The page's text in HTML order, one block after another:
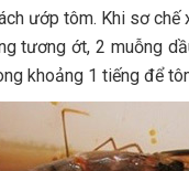
ướp tôm. Khi sơ
tương ớt, 2 muỗng
khoảng 1 tiếng để